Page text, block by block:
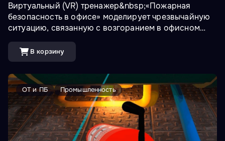
Виртуальный (VR) тренажер&nbsp;«Пожарная
безопасность в офисе» моделирует чрезвычайную
ситуацию, связанную с возгоранием в офисном
должен оперативно прекратить рабочий процесс,
сообщить о происшествии в экстренные службы,
организовать эвакуацию в соответствии с
утвержденной схемой, а также воспользоваться
первичными средствами пожаротушения.
В корзину
ОТ и ПБ Промышленность